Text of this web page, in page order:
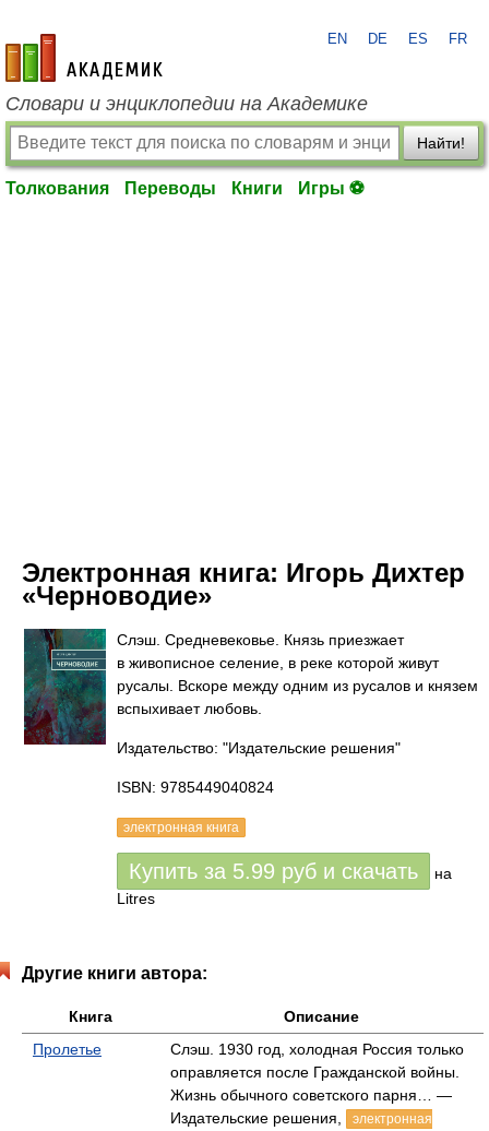
academic.ru
EN DE ES FR
Словари и энциклопедии на Академике
Найти!
Толкования Переводы Книги Игры ⚽
Электронная книга: Игорь Дихтер
«Черноводие»
Слэш. Средневековье. Князь приезжает
в живописное селение, в реке которой живут
русалы. Вскоре между одним из русалов и князем
вспыхивает любовь.
Издательство: "Издательские решения"
ISBN: 9785449040824
электронная книга
Купить за 5.99 руб и скачать
на
Litres
Другие книги автора:
Книга
Описание
Пролетье
Слэш. 1930 год, холодная Россия только
оправляется после Гражданской войны.
Жизнь обычного советского парня… —
Издательские решения,
электронная